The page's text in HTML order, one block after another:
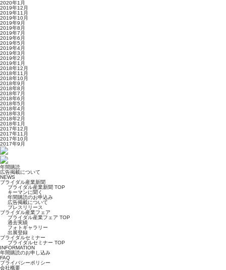
2020年1月
2019年12月
2019年11月
2019年10月
2019年9月
2019年8月
2019年7月
2019年6月
2019年5月
2019年4月
2019年3月
2019年2月
2019年1月
2018年12月
2018年11月
2018年10月
2018年9月
2018年8月
2018年7月
2018年6月
2018年5月
2018年4月
2018年3月
2018年2月
2018年1月
2017年12月
2017年11月
2017年10月
2017年9月
年間購読
広告掲載について
NEWS
ブライダル産業新聞
ブライダル産業新聞 TOP
キーマンに聞く
年間購読のお申込み
広告掲載について
プレスリリース
ブライダル産業フェア
ブライダル産業フェア TOP
過去実績
フォトギャラリー
出展登録
ブライダルセミナー
ブライダルセミナー TOP
INFORMATION
年間購読のお申し込み
FAQ
プライバシーポリシー
会社概要